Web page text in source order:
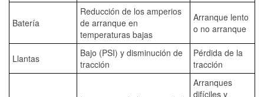
Batería
Reducción de los amperios
de arranque en
temperaturas bajas
Arranque lento
o no arranque
Llantas
Bajo (PSI) y disminución de
tracción
Pérdida de la
tracción
Arranques
difíciles y